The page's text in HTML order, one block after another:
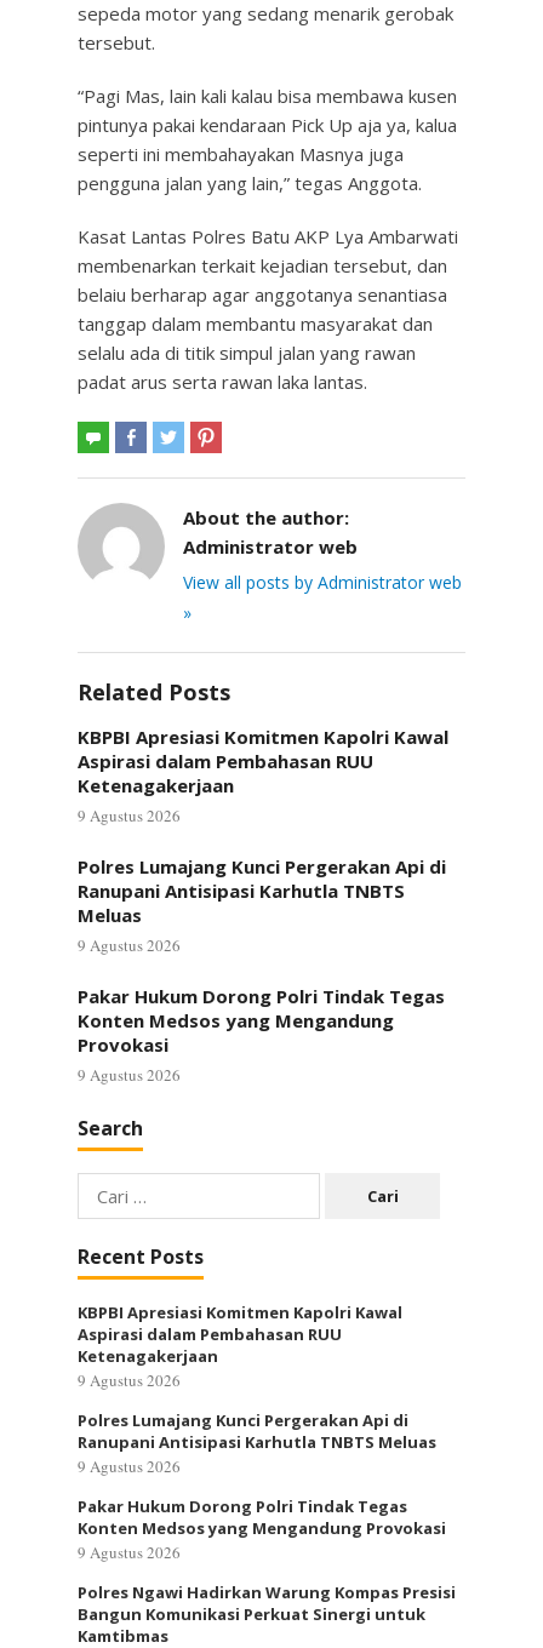
sepeda motor yang sedang menarik gerobak
tersebut.
“Pagi Mas, lain kali kalau bisa membawa kusen
pintunya pakai kendaraan Pick Up aja ya, kalua
seperti ini membahayakan Masnya juga
pengguna jalan yang lain,” tegas Anggota.
Kasat Lantas Polres Batu AKP Lya Ambarwati
membenarkan terkait kejadian tersebut, dan
belaiu berharap agar anggotanya senantiasa
tanggap dalam membantu masyarakat dan
selalu ada di titik simpul jalan yang rawan
padat arus serta rawan laka lantas.
About the author:
Administrator web
View all posts by Administrator web
»
Related Posts
KBPBI Apresiasi Komitmen Kapolri Kawal
Aspirasi dalam Pembahasan RUU
Ketenagakerjaan
9 Agustus 2026
Polres Lumajang Kunci Pergerakan Api di
Ranupani Antisipasi Karhutla TNBTS
Meluas
9 Agustus 2026
Pakar Hukum Dorong Polri Tindak Tegas
Konten Medsos yang Mengandung
Provokasi
9 Agustus 2026
Search
Cari
untuk:
Recent Posts
KBPBI Apresiasi Komitmen Kapolri Kawal
Aspirasi dalam Pembahasan RUU
Ketenagakerjaan
9 Agustus 2026
Polres Lumajang Kunci Pergerakan Api di
Ranupani Antisipasi Karhutla TNBTS Meluas
9 Agustus 2026
Pakar Hukum Dorong Polri Tindak Tegas
Konten Medsos yang Mengandung Provokasi
9 Agustus 2026
Polres Ngawi Hadirkan Warung Kompas Presisi
Bangun Komunikasi Perkuat Sinergi untuk
Kamtibmas